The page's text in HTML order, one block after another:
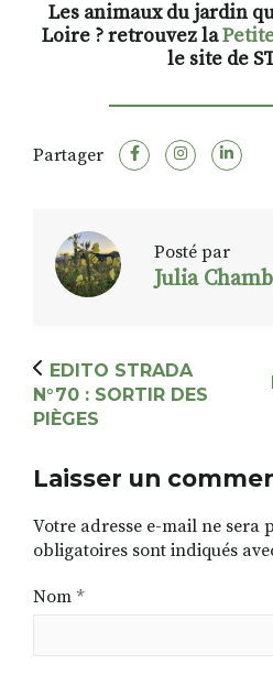
Les animaux du jardin
Loire ? retrouvez la
le site de
Partager
Posté par
Julia
EDITO STRADA
N°70 : SORTIR DES
PIÈGES
Laisser un
Votre adresse e-mail ne sera
obligatoires sont indiqués
Nom *